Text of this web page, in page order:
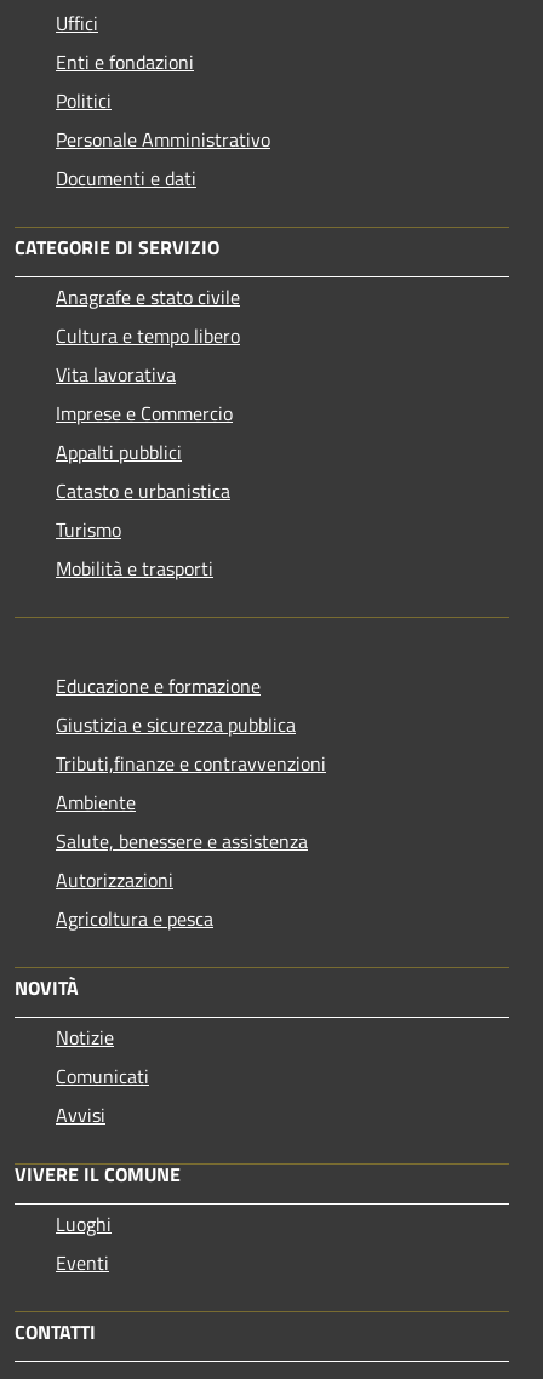
Uffici
Enti e fondazioni
Politici
Personale Amministrativo
Documenti e dati
CATEGORIE DI SERVIZIO
Anagrafe e stato civile
Cultura e tempo libero
Vita lavorativa
Imprese e Commercio
Appalti pubblici
Catasto e urbanistica
Turismo
Mobilità e trasporti
Educazione e formazione
Giustizia e sicurezza pubblica
Tributi,finanze e contravvenzioni
Ambiente
Salute, benessere e assistenza
Autorizzazioni
Agricoltura e pesca
NOVITÀ
Notizie
Comunicati
Avvisi
VIVERE IL COMUNE
Luoghi
Eventi
CONTATTI